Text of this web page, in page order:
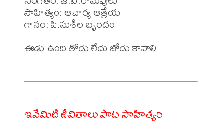
సాహిత్యం: ఆచార్య ఆత్రేయ
గానం: పి.సుశీల బృందం
ఈడు ఉంది తోడు లేదు జోడు కావాలి
ఇవేమిటి జీవితాలు పాట సాహిత్యం